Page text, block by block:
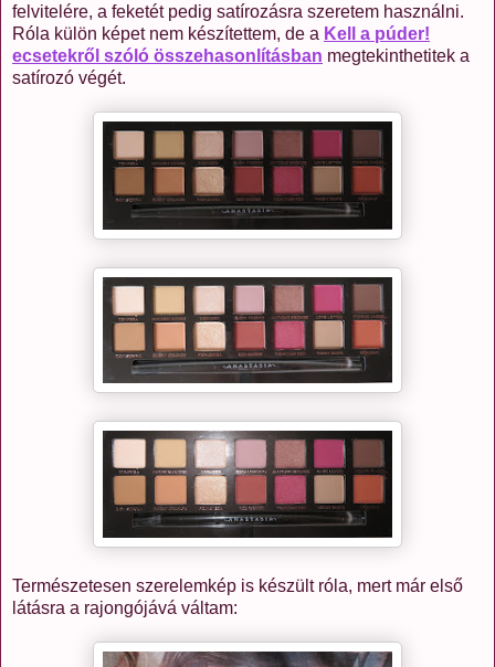
felvitelére, a feketét pedig satírozásra szeretem használni.
Róla külön képet nem készítettem, de a Kell a púder!
ecsetekről szóló összehasonlításban megtekinthetitek a
satírozó végét.
Természetesen szerelemkép is készült róla, mert már első
látásra a rajongójává váltam: